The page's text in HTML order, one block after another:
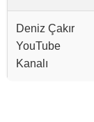
Deniz Çakır
YouTube
Kanalı